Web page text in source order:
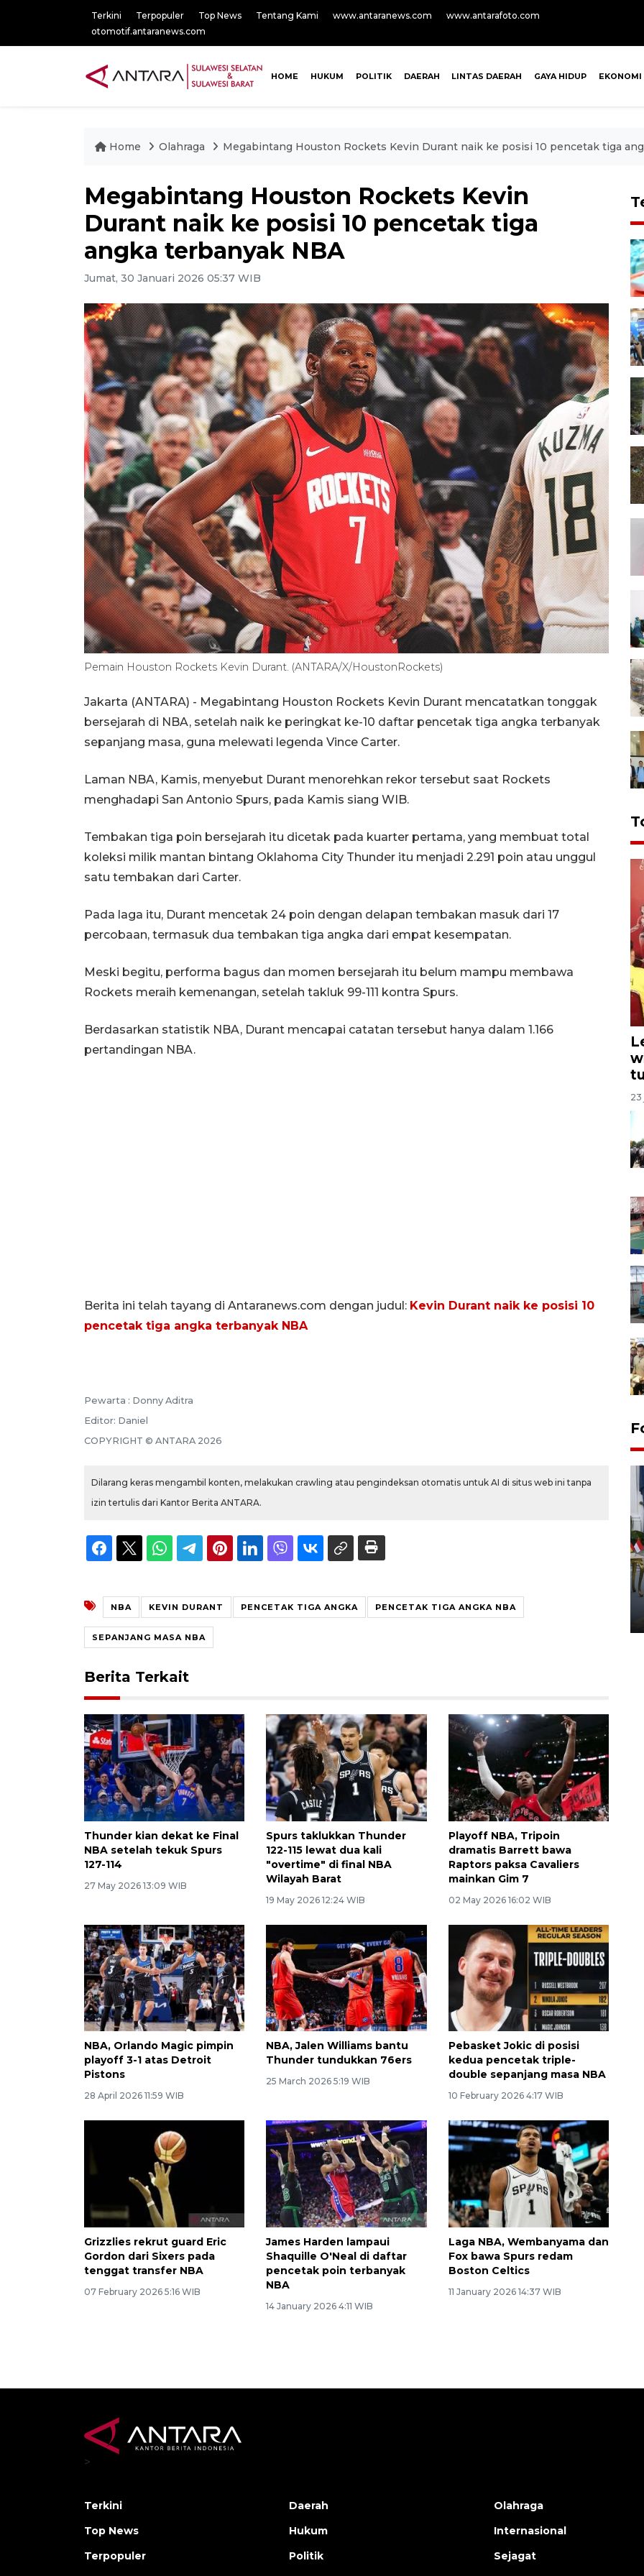
Terkini Terpopuler Top News Tentang Kami www.antaranews.com
www.antarafoto.com
otomotif.antaranews.com
HOME HUKUM POLITIK DAERAH LINTAS DAERAH GAYA HIDUP EKONOMI
Home Olahraga Megabintang Houston Rockets Kevin Durant naik ke posisi 10 pencetak tiga
Megabintang Houston Rockets Kevin
Durant naik ke posisi 10 pencetak tiga
angka terbanyak NBA
Jumat, 30 Januari 2026 05:37 WIB
Pemain Houston Rockets Kevin Durant. (ANTARA/X/HoustonRockets)
Jakarta (ANTARA) - Megabintang Houston Rockets Kevin Durant mencatatkan tonggak
bersejarah di NBA, setelah naik ke peringkat ke-10 daftar pencetak tiga angka terbanyak
sepanjang masa, guna melewati legenda Vince Carter.
Laman NBA, Kamis, menyebut Durant menorehkan rekor tersebut saat Rockets
menghadapi San Antonio Spurs, pada Kamis siang WIB.
Tembakan tiga poin bersejarah itu dicetak pada kuarter pertama, yang membuat total
koleksi milik mantan bintang Oklahoma City Thunder itu menjadi 2.291 poin atau unggul
satu tembakan dari Carter.
Pada laga itu, Durant mencetak 24 poin dengan delapan tembakan masuk dari 17
percobaan, termasuk dua tembakan tiga angka dari empat kesempatan.
Meski begitu, performa bagus dan momen bersejarah itu belum mampu membawa
Rockets meraih kemenangan, setelah takluk 99-111 kontra Spurs.
Berdasarkan statistik NBA, Durant mencapai catatan tersebut hanya dalam 1.166
pertandingan NBA.
Berita ini telah tayang di Antaranews.com dengan judul: Kevin Durant naik ke posisi 10
pencetak tiga angka terbanyak NBA
Pewarta : Donny Aditra
Editor: Daniel
COPYRIGHT © ANTARA 2026
Dilarang keras mengambil konten, melakukan crawling atau pengindeksan otomatis untuk AI di situs web ini tanpa
izin tertulis dari Kantor Berita ANTARA.
NBA KEVIN DURANT PENCETAK TIGA ANGKA PENCETAK TIGA ANGKA NBA
SEPANJANG MASA NBA
Berita Terkait
Thunder kian dekat ke Final
NBA setelah tekuk Spurs
127-114
27 May 2026 13:09 WIB
Spurs taklukkan Thunder
122-115 lewat dua kali
"overtime" di final NBA
Wilayah Barat
19 May 2026 12:24 WIB
Playoff NBA, Tripoin
dramatis Barrett bawa
Raptors paksa Cavaliers
mainkan Gim 7
02 May 2026 16:02 WIB
NBA, Orlando Magic pimpin
playoff 3-1 atas Detroit
Pistons
28 April 2026 11:59 WIB
NBA, Jalen Williams bantu
Thunder tundukkan 76ers
25 March 2026 5:19 WIB
Pebasket Jokic di posisi
kedua pencetak triple-
double sepanjang masa NBA
10 February 2026 4:17 WIB
Grizzlies rekrut guard Eric
Gordon dari Sixers pada
tenggat transfer NBA
07 February 2026 5:16 WIB
James Harden lampaui
Shaquille O'Neal di daftar
pencetak poin terbanyak
NBA
14 January 2026 4:11 WIB
Laga NBA, Wembanyama dan
Fox bawa Spurs redam
Boston Celtics
11 January 2026 14:37 WIB
23
Yogyakarta
>
Terkini
Top News
Terpopuler
Daerah
Hukum
Politik
Olahraga
Internasional
Sejagat